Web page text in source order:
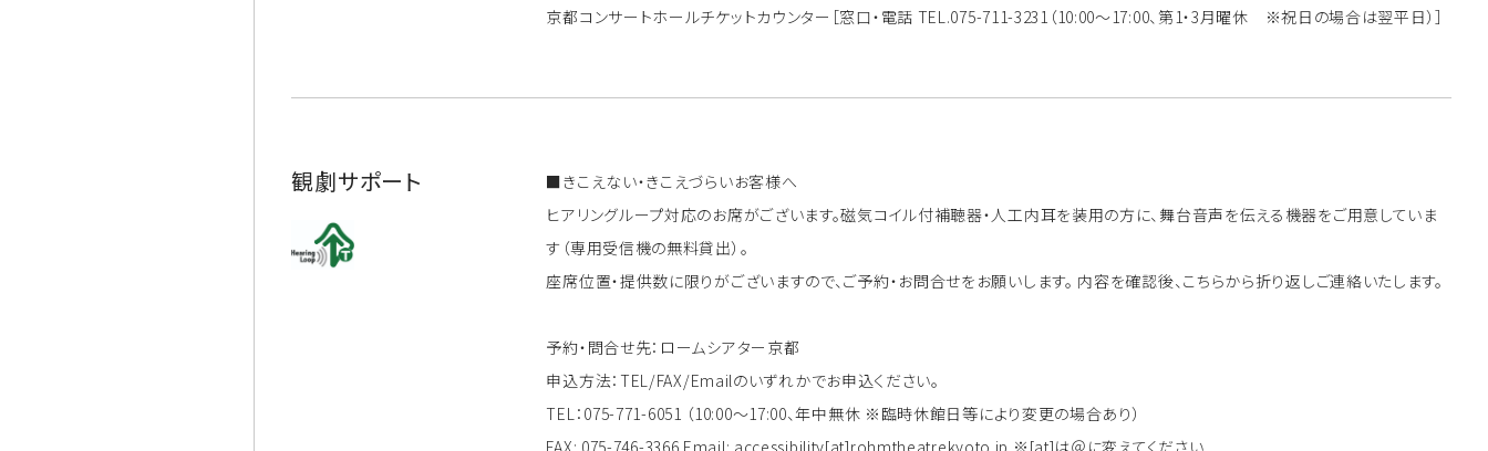
京都コンサートホールチケットカウンター ［窓口・電話 TEL.075-711-3231（10:00～17:00、第1・3月曜休 ※祝日の場合は翌平日）］
観劇サポート
■きこえない・きこえづらいお客様へ
ヒアリングループ対応のお席がございます。磁気コイル付補聴器・人工内耳を装用の方に、舞台音声を伝える機器をご用意していま
す（専用受信機の無料貸出）。
座席位置・提供数に限りがございますので、ご予約・お問合せをお願いします。 内容を確認後、こちらから折り返しご連絡いたします。
予約・問合せ先：ロームシアター京都
申込方法：TEL/FAX/Emailのいずれかでお申込ください。
TEL：075-771-6051 （10:00～17:00、年中無休 ※臨時休館日等により変更の場合あり）